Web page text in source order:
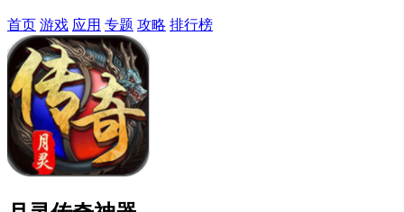
首页 游戏 应用 专题 攻略 排行榜